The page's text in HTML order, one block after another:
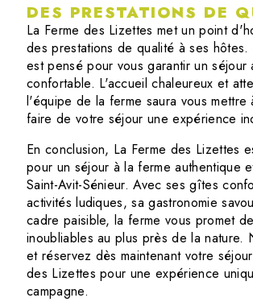
DES PRESTATIONS DE
La Ferme des Lizettes met un point
des prestations de qualité à ses hôtes.
est pensé pour vous garantir un séjour
confortable. L'accueil chaleureux et
l'équipe de la ferme saura vous mettre
faire de votre séjour une expérience
En conclusion, La Ferme des Lizettes
pour un séjour à la ferme authentique
Saint-Avit-Sénieur. Avec ses gîtes
activités ludiques, sa gastronomie
cadre paisible, la ferme vous promet
inoubliables au plus près de la nature.
et réservez dès maintenant votre
des Lizettes pour une expérience
campagne.